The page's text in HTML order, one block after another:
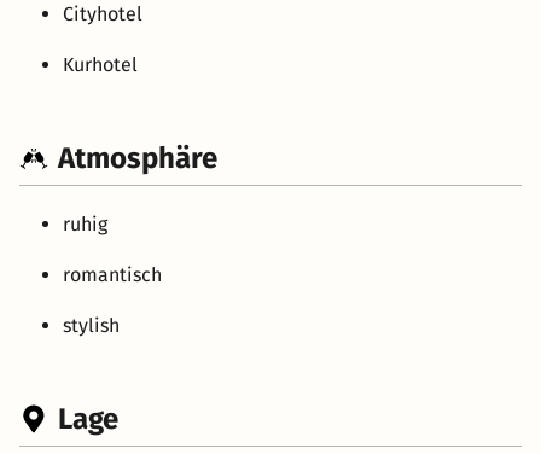
Cityhotel
Kurhotel
Atmosphäre
ruhig
romantisch
stylish
Lage